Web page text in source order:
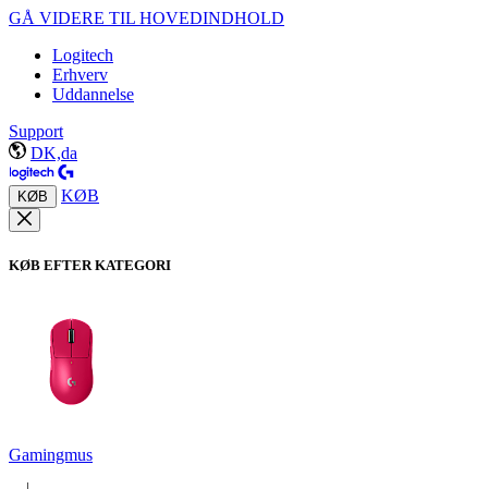
GÅ VIDERE TIL HOVEDINDHOLD
Logitech
Erhverv
Uddannelse
Support
DK,da
KØB KØB
KØB EFTER KATEGORI
Gamingmus